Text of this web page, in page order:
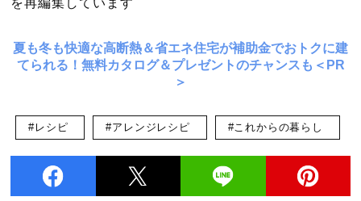
を再編集しています
夏も冬も快適な高断熱＆省エネ住宅が補助金でおトクに建
てられる！無料カタログ＆プレゼントのチャンスも＜PR
＞
#レシピ #アレンジレシピ #これからの暮らし